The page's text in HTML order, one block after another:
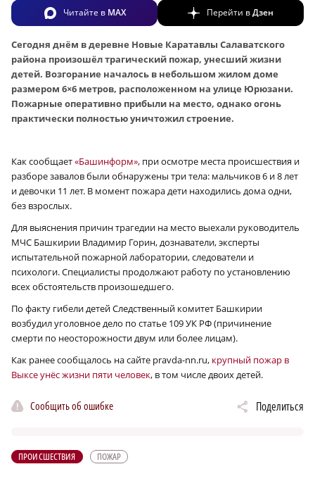
Читайте в MAX Перейти вДзен
Сегодня днём в деревне Новые Каратавлы Салаватского
района произошёл трагический пожар, унесший жизни
детей. Возгорание началось в небольшом жилом доме
размером 6×6 метров, расположенном на улице Юрюзани.
Пожарные оперативно прибыли на место, однако огонь
практически полностью уничтожил строение.
Как сообщает«Башинформ», при осмотре места происшествия и
разборе завалов были обнаружены три тела: мальчиков 6 и 8 лет
и девочки 11 лет. В момент пожара дети находились дома одни,
без взрослых.
Для выяснения причин трагедии на место выехали руководитель
МЧС Башкирии Владимир Горин, дознаватели, эксперты
испытательной пожарной лаборатории, следователи и
психологи. Специалисты продолжают работу по установлению
всех обстоятельств произошедшего.
По факту гибели детей Следственный комитет Башкирии
возбудил уголовное дело по статье 109 УК РФ (причинение
смерти по неосторожности двум или более лицам).
Как ранее сообщалось на сайте pravda-nn.ru, крупный пожар в
Выксе унёс жизни пяти человек, в том числе двоих детей.
Сообщить об ошибке Поделиться
ПРОИСШЕСТВИЯ ПОЖАР